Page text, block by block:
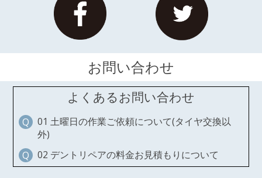
お問い合わせ
よくあるお問い合わせ
01 土曜日の作業ご依頼について(タイヤ交換以
外)
02 デントリペアの料金お見積もりについて